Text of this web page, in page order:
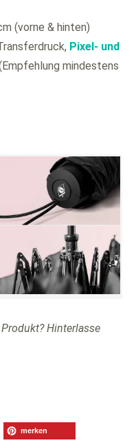
(vorne & hinten)
Pixel- und
mindestens
Hinterlasse
merken